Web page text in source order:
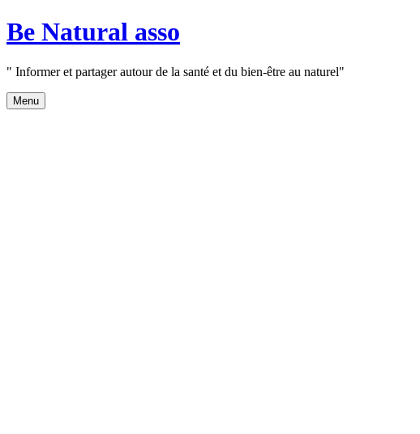
Aller
au
Be Natural asso
" Informer et partager autour de la santé et du bien-être au naturel"
Menu